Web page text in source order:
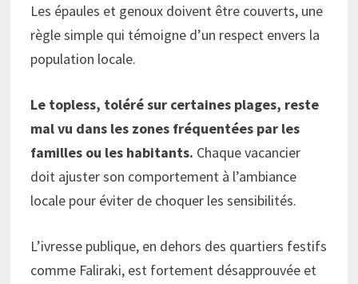
Les épaules et genoux doivent être couverts, une
règle simple qui témoigne d’un respect envers la
population locale.
Le topless, toléré sur certaines plages, reste
mal vu dans les zones fréquentées par les
familles ou les habitants. Chaque vacancier
doit ajuster son comportement à l’ambiance
locale pour éviter de choquer les sensibilités.
L’ivresse publique, en dehors des quartiers festifs
comme Faliraki, est fortement désapprouvée et